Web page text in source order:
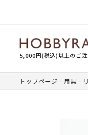
5,000円(税込)以上のご注
トップページ 用具